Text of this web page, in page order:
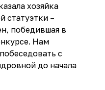
хозяйка
статуэтки –
победившая в
Нам
с
до начала